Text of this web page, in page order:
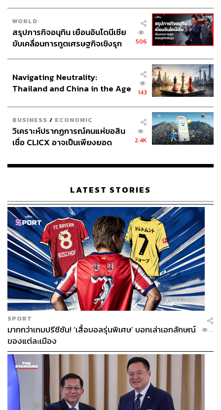
WORLD
สรุปภารกิจอนุทิน เยือนอินโดนีเซีย
ขับเคลื่อนการทูตเศรษฐกิจเชิงรุก
506
Navigating Neutrality:
Thailand and China in the Age
143
BUSINESS / ECONOMIC
วิเคราะห์ปรากฏการณ์คนแห่ขอสิน
เชื่อ CLICX อาจเป็นเพียงยอด
เรือนไทยที่ถูกซุกไว้
2.4K
LATEST STORIES
SPORT
มากกว่าเกมปรีซีซัน! ‘เสื้อบอลรุ่นพิเศษ’ บอกเล่าเอกลักษณ์
ของแต่ละเมือง
...